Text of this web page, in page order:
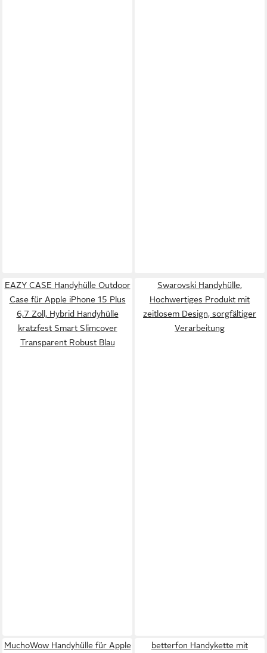
EAZY CASE Handyhülle Outdoor
Case für Apple iPhone 15 Plus
6,7 Zoll, Hybrid Handyhülle
kratzfest Smart Slimcover
Transparent Robust Blau
Swarovski Handyhülle,
Hochwertiges Produkt mit
zeitlosem Design, sorgfältiger
Verarbeitung
MuchoWow Handyhülle für Apple betterfon Handykette mit